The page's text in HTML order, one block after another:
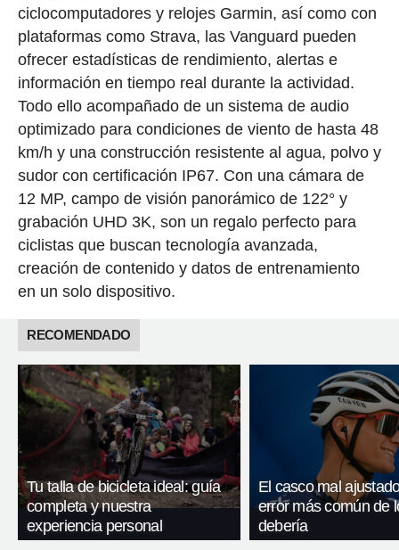
ciclocomputadores y relojes Garmin, así como con
plataformas como Strava, las Vanguard pueden
ofrecer estadísticas de rendimiento, alertas e
información en tiempo real durante la actividad.
Todo ello acompañado de un sistema de audio
optimizado para condiciones de viento de hasta 48
km/h y una construcción resistente al agua, polvo y
sudor con certificación IP67. Con una cámara de
12 MP, campo de visión panorámico de 122° y
grabación UHD 3K, son un regalo perfecto para
ciclistas que buscan tecnología avanzada,
creación de contenido y datos de entrenamiento
en un solo dispositivo.
RECOMENDADO
Tu talla de bicicleta ideal: guía
completa y nuestra
experiencia personal
El casco mal
error más común de
debería